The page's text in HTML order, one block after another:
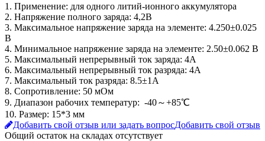
В
4. Минимальное напряжение заряда на элементе: 2.50±0.062 В
5. Максимальный непрерывный ток заряда: 4A
6. Максимальный непрерывный ток разряда: 4А
7. Максимальный ток разряда: 8.5±1A
8. Сопротивление: 50 мОм
9. Диапазон рабочих температур: -40～+85℃
10. Размер: 15*3 мм
Добавить свой отзыв или задать вопрос
Общий остаток на складахотсутствует
Похожие товары
3S 20A Li-ion YH1047A (12.6V REV2.0)20A PCM